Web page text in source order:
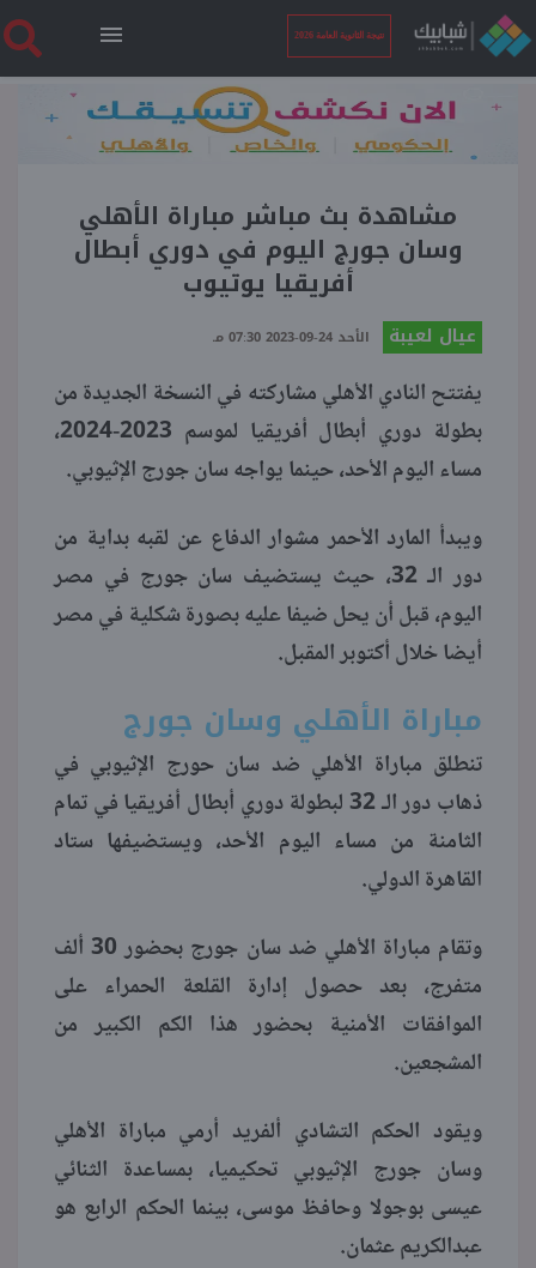
نتيجة الثانوية العامة 2026
الرئيسية
نتيجة الثانوية العامة 2026
أخبار ساخنة
بوابة الطلبة
منوعات
مشاهدة بث مباشر مباراة الأهلي
وسان جورج اليوم في دوري أبطال
أفريقيا يوتيوب
عيال لعيبة الأحد 24-09-2023 07:30 مـ
يفتتح النادي الأهلي مشاركته في النسخة الجديدة من
بطولة دوري أبطال أفريقيا لموسم 2023-2024،
مساء اليوم الأحد، حينما يواجه سان جورج الإثيوبي.
ويبدأ المارد الأحمر مشوار الدفاع عن لقبه بداية من
دور الـ 32، حيث يستضيف سان جورج في مصر
اليوم، قبل أن يحل ضيفا عليه بصورة شكلية في مصر
أيضا خلال أكتوبر المقبل.
مباراة الأهلي وسان جورج
تنطلق مباراة الأهلي ضد سان حورج الإثيوبي في
ذهاب دور الـ 32 لبطولة دوري أبطال أفريقيا في تمام
الثامنة من مساء اليوم الأحد، ويستضيفها ستاد
القاهرة الدولي.
وتقام مباراة الأهلي ضد سان جورج بحضور 30 ألف
متفرج، بعد حصول إدارة القلعة الحمراء على
الموافقات الأمنية بحضور هذا الكم الكبير من
المشجعين.
ويقود الحكم التشادي ألفريد أرمي مباراة الأهلي
وسان جورج الإثيوبي تحكيميا، بمساعدة الثنائي
عيسى بوجولا وحافظ موسى، بينما الحكم الرابع هو
عبدالكريم عثمان.